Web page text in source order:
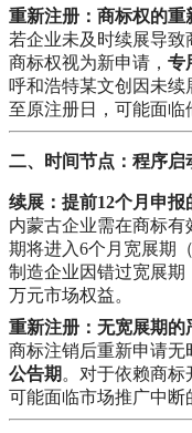
重新注册：商标权的重
若企业未及时续展导
商标权视为新申请， 专
呼和浩特某文创因未
至原注册日，可能面临
二、时间节点：程序启
续展：提前12个月申报
内蒙古企业需在商标有
期将进入6个月宽展期
制造企业因错过宽展
万元市场权益。
重新注册：无宽展期的
商标注销后重新申请
公告期 。对于依赖商标
可能面临市场推广中断